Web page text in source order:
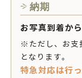
納期
お写真到着から
※ただし、お支
となります。
特急対応は行